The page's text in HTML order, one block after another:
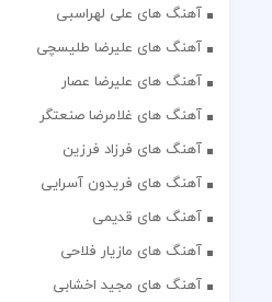
آهنگ های علی لهراسبی
آهنگ های علیرضا طلیسچی
آهنگ های علیرضا عصار
آهنگ های غلامرضا صنعتگر
آهنگ های فرزاد فرزین
آهنگ های فریدون آسرایی
آهنگ های قدیمی
آهنگ های مازیار فلاحی
آهنگ های مجید اخشابی